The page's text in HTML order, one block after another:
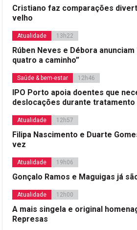
Cristiano faz comparações
velho
Atualidade 13h22
Rúben Neves e Débora
quatro a caminho”
Saúde & bem-estar 12h46
IPO Porto apoia doentes que
deslocações durante tratamento
Atualidade 12h57
Filipa Nascimento e Duarte
vez
Atualidade 19h06
Gonçalo Ramos e Maguigas já
Atualidade 12h00
A mais singela e original
Represas